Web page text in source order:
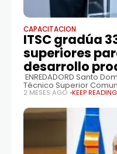
CAPACITACION
ITSC gradúa
superiores
desarrollo
ENREDADORD Santo
Técnico Superior
Graduación Ordinaria,
estratégicas, lo
2 MESES AGO KEEP READING